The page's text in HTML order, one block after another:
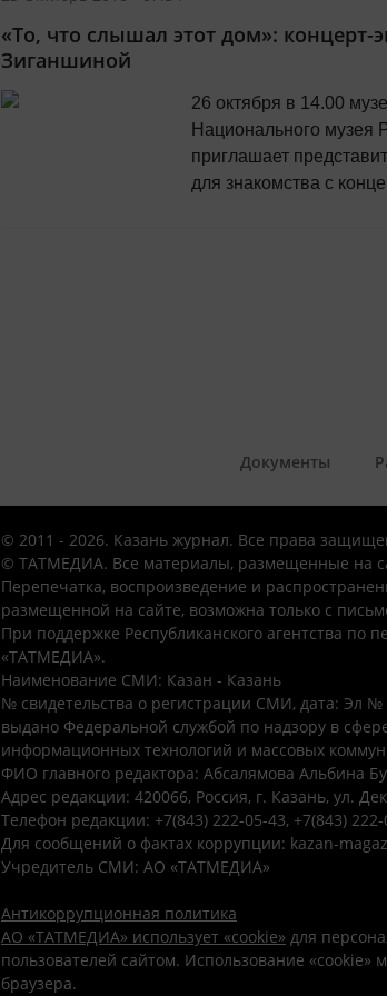
Хемингуэй, которую он
«То, что слышал этот дом»: концерт-
Зиганшиной
26 октября в 14.00
Национального музея
приглашает
для знакомства с
Документы
© 2011 - 2026. Казань журнал. Все права
© ТАТМЕДИА. Все материалы, размещенные на
Перепечатка, воспроизведение и
размещенной на сайте, возможна только с
При поддержке Республиканского агентства по
«ТАТМЕДИА».
Наименование СМИ: Казан - Казань
№ свидетельства о регистрации СМИ, дата: Эл №
выдано Федеральной службой по надзору в
информационных технологий и массовых
ФИО главного редактора: Абсалямова Альбина
Адрес редакции: 420066, Россия, г. Казань, ул.
Телефон редакции: +7(843) 222-05-43, +7(843) 222-
Для сообщений о фактах коррупции: kazan-
Учредитель СМИ: АО «ТАТМЕДИА»
Антикоррупционная политика
АО «ТАТМЕДИА» использует «cookie» для
пользователей сайтом. Использование «cookie»
браузера.